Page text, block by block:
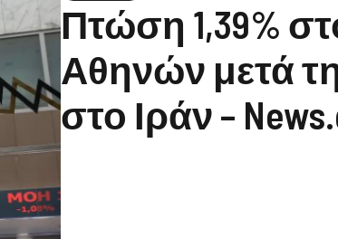
Πτώση 1,39%
Αθηνών μετά
στο Ιράν –